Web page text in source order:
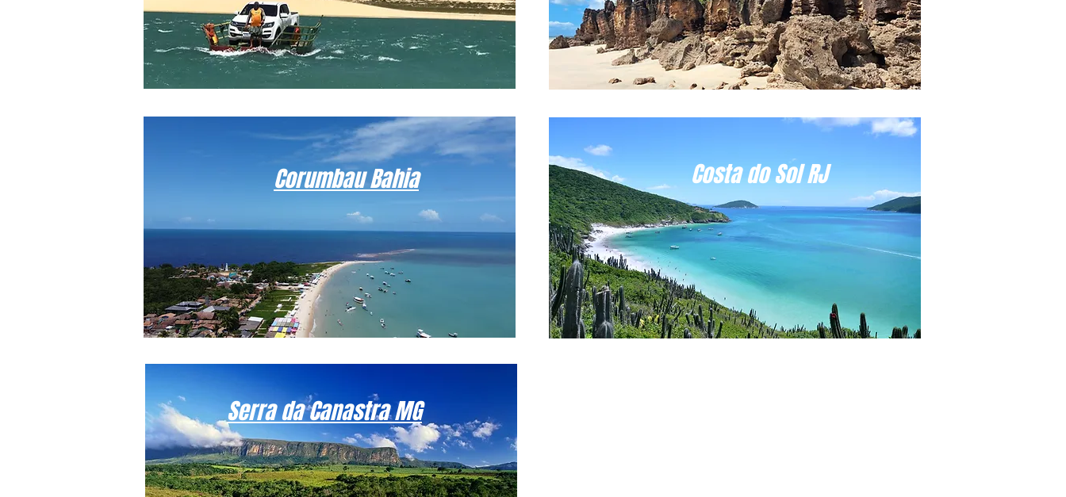
Corumbau Bahia Costa do Sol RJ
Serra da Canastra MG